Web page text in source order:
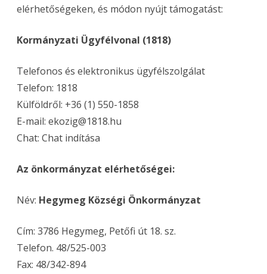
elérhetőségeken, és módon nyújt támogatást:
Kormányzati Ügyfélvonal (1818)
Telefonos és elektronikus ügyfélszolgálat
Telefon: 1818
Külföldről: +36 (1) 550-1858
E-mail: ekozig@1818.hu
Chat: Chat indítása
Az önkormányzat elérhetőségei:
Név: Hegymeg Községi Önkormányzat
Cím: 3786 Hegymeg, Petőfi út 18. sz.
Telefon. 48/525-003
Fax: 48/342-894